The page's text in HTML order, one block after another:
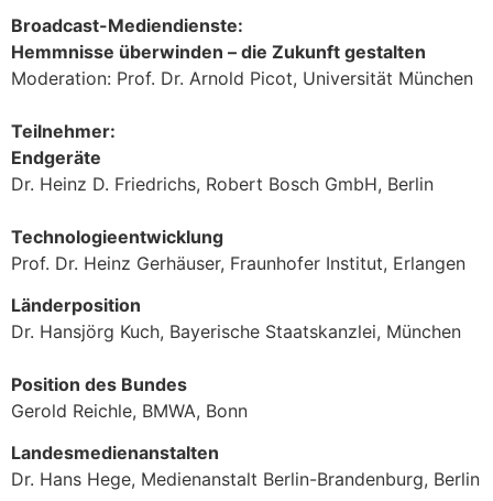
Broadcast-Mediendienste:
Hemmnisse überwinden – die Zukunft gestalten
Moderation: Prof. Dr. Arnold Picot, Universität München
Teilnehmer:
Endgeräte
Dr. Heinz D. Friedrichs, Robert Bosch GmbH, Berlin
Technologieentwicklung
Prof. Dr. Heinz Gerhäuser, Fraunhofer Institut, Erlangen
Länderposition
Dr. Hansjörg Kuch, Bayerische Staatskanzlei, München
Position des Bundes
Gerold Reichle, BMWA, Bonn
Landesmedienanstalten
Dr. Hans Hege, Medienanstalt Berlin-Brandenburg, Berlin